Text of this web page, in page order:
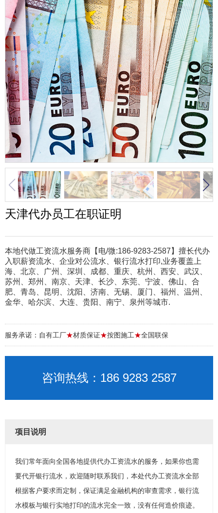
天津代办员工在职证明
本地代做工资流水服务商【电/微:186-9283-2587】擅长代办
入职薪资流水、企业对公流水、银行流水打印,业务覆盖上
海、北京、广州、深圳、成都、重庆、杭州、西安、武汉、
苏州、郑州、南京、天津、长沙、东莞、宁波、佛山、合
肥、青岛、昆明、沈阳、济南、无锡、厦门、福州、温州、
金华、哈尔滨、大连、贵阳、南宁、泉州等城市.
服务承诺：自有工厂★材质保证★按图施工★全国联保
咨询热线：186 9283 2587
项目说明
我们常年面向全国各地提供代办工资流水的服务，如果你也需
要代开银行流水，欢迎随时联系我们，本处代办工资流水全部
根据客户要求而定制，保证满足金融机构的审查需求，银行流
水模板与银行实地打印的流水完全一致，没有任何造价痕迹。